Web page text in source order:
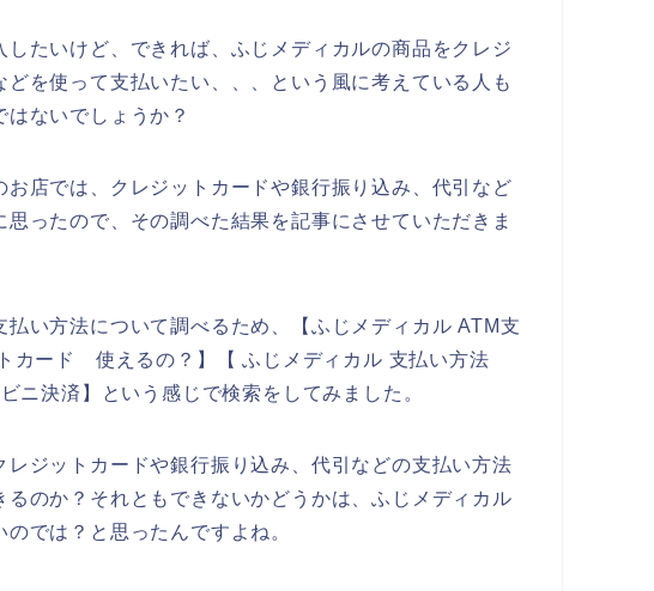
たいけど、できれば、ふじメディカルの商品をクレジ
を使って支払いたい、、、という風に考えている人も
ないでしょうか？
店では、クレジットカードや銀行振り込み、代引など
ったので、その調べた結果を記事にさせていただきま
払い方法について調べるため、【ふじメディカル ATM支
カード 使えるの？】【 ふじメディカル 支払い方法
ニ決済】という感じで検索をしてみました。
ジットカードや銀行振り込み、代引などの支払い方法
のか？それともできないかどうかは、ふじメディカル
では？と思ったんですよね。